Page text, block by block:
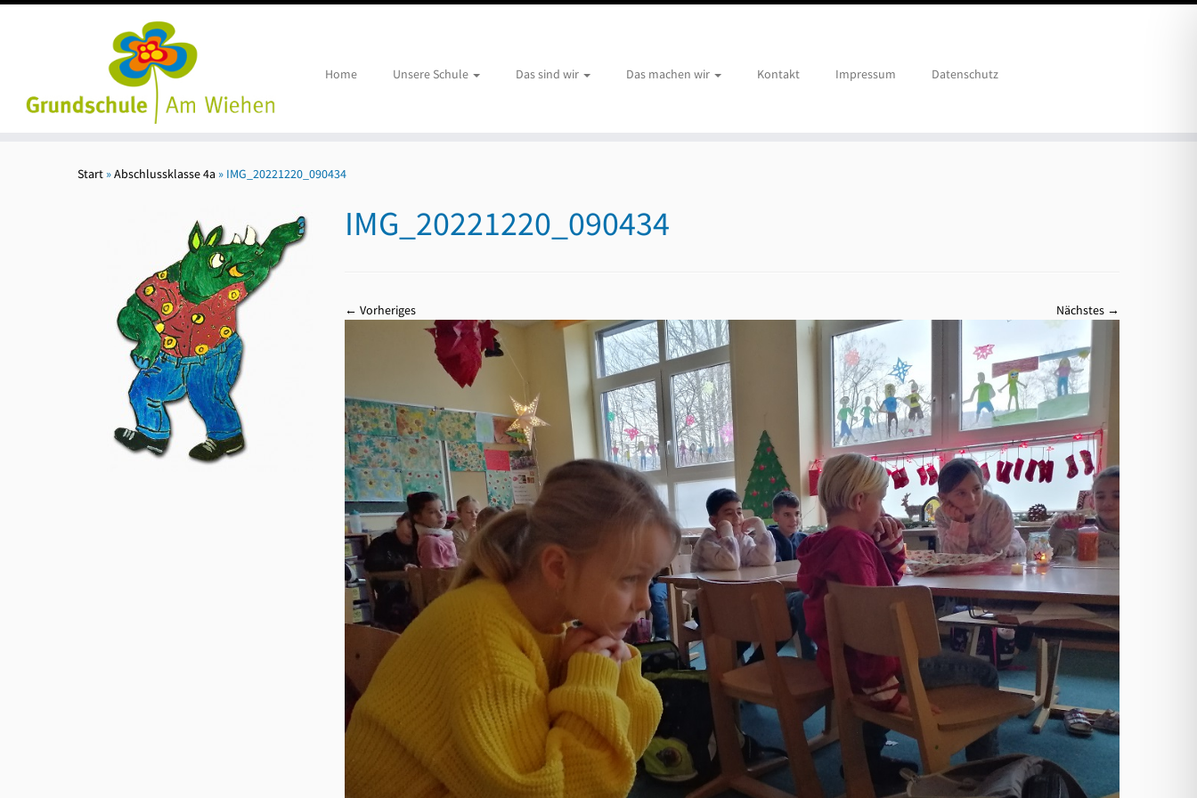
Home Unsere Schule Das sind wir Das machen wir Kontakt Impressum Datenschutz
Start »Abschlussklasse 4a » IMG_20221220_090434
IMG_20221220_090434
← Vorheriges Nächstes →